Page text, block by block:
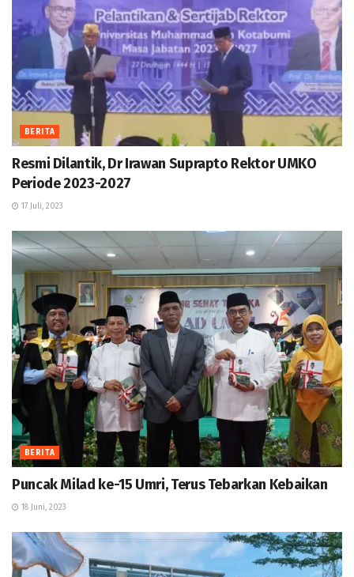
BERITA
Resmi Dilantik, Dr Irawan Suprapto Rektor UMKO
Periode 2023-2027
17 Juli, 2023
BERITA
Puncak Milad ke-15 Umri, Terus Tebarkan Kebaikan
18 Juni, 2023